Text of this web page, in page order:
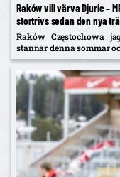
Raków vill värva Djuric –
stortrivs sedan den nya
Raków Częstochowa
stannar denna sommar